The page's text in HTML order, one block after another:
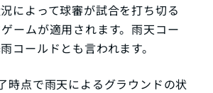
によって球審が試合を打ち切る
ームが適用されます。雨天コー
コールドとも言われます。
時点で雨天によるグラウンドの状